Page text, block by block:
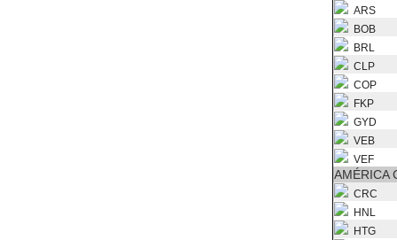
ARS
BOB
BRL
CLP
COP
FKP
GYD
VEB
VEF
AMÉRICA
CRC
HNL
HTG